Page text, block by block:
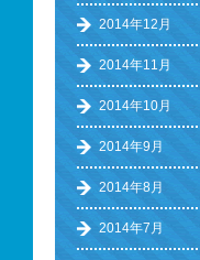
2014年12月
2014年11月
2014年10月
2014年9月
2014年8月
2014年7月